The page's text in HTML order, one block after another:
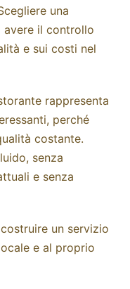
una
avere il controllo
e sui costi nel
rappresenta
perché
costante.
senza
e senza
un servizio
e al proprio